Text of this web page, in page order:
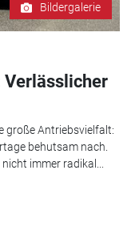
Bildergalerie
Verlässlicher
große Antriebsvielfalt:
behutsam nach.
immer radikal...